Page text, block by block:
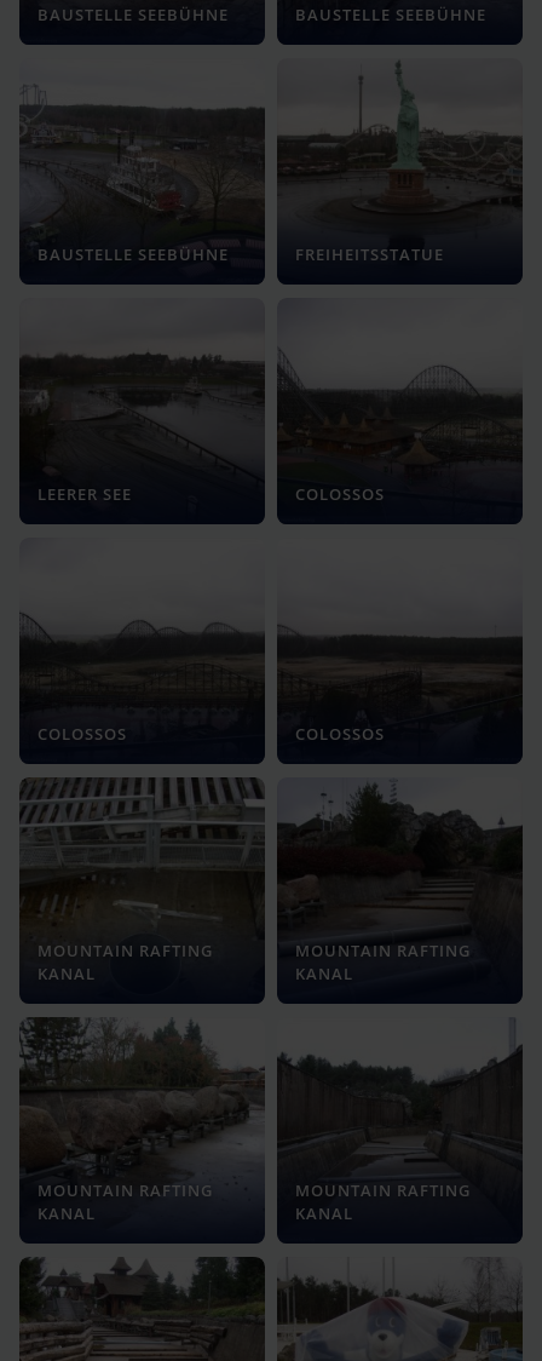
BAUSTELLE SEEBÜHNE BAUSTELLE SEEBÜHNE
BAUSTELLE SEEBÜHNE FREIHEITSSTATUE
LEERER SEE COLOSSOS
COLOSSOS COLOSSOS
MOUNTAIN RAFTING
KANAL
MOUNTAIN RAFTING
KANAL
MOUNTAIN RAFTING
KANAL
MOUNTAIN RAFTING
KANAL